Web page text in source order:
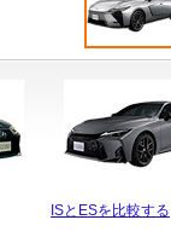
ISとESを比較する